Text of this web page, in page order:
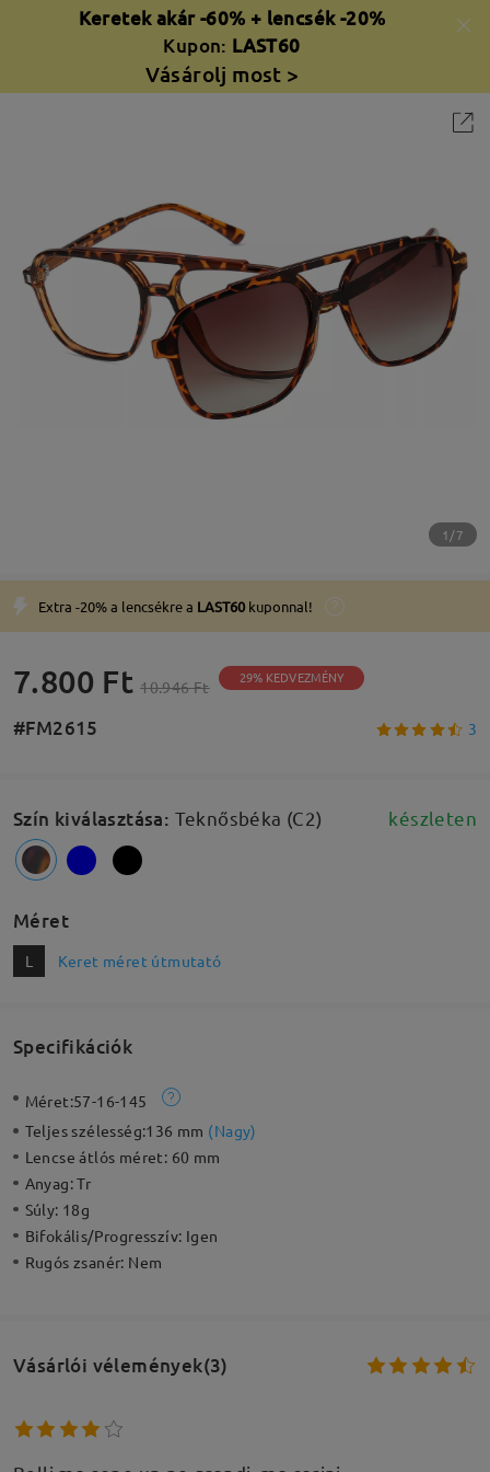
Keretek akár -60% + lencsék -20%
Kupon: LAST60
Vásárolj most >
1/7
Extra -20% a lencsékre a LAST60 kuponnal!
7.800 Ft 10.946 Ft 29% KEDVEZMÉNY
#FM2615 3
Szín kiválasztása: Teknősbéka (C2) készleten
Méret
L Keret méret útmutató
Specifikációk
Méret:57-16-145
Teljes szélesség:136 mm (Nagy)
Lencse átlós méret: 60 mm
Anyag:Tr
Súly: 18g
Bifokális/Progresszív: Igen
Rugós zsanér: Nem
Vásárlói vélemények(3)